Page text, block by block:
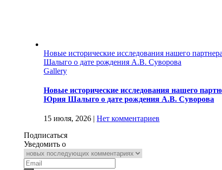
Новые исторические исследования нашего
Шалыго о дате рождения А.В. Суворова
Gallery
Новые исторические исследования нашего
Юрия Шалыго о дате рождения А.В. Суворова
15 июля, 2026 | Нет комментариев
Подписаться
Уведомить о